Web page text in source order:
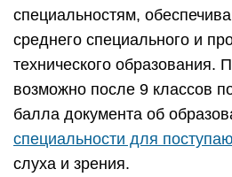
специальностям,
среднего специального и
технического образования.
возможно после 9 классов
балла документа об
специальности для
слуха и зрения.